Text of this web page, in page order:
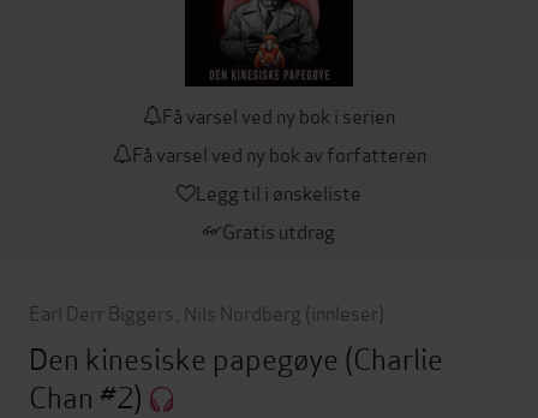
Få varsel ved ny bok i serien
Få varsel ved ny bok av forfatteren
Legg til i ønskeliste
Gratis utdrag
Earl Derr Biggers Nils Nordberg (innleser)
Den kinesiske papegøye (Charlie
Chan #2)